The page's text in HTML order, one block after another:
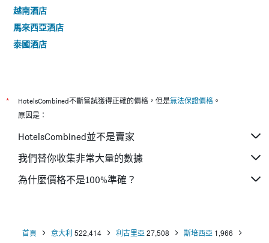
越南酒店
馬來西亞酒店
泰國酒店
* HotelsCombined不斷嘗試獲得正確的價格，但是無法保證價格 。
原因是：
HotelsCombined並不是賣家
我們替你收集非常大量的數據
為什麼價格不是100%準確？
首頁 意大利 522,414 利古里亞 27,508 斯培西亞 1,966